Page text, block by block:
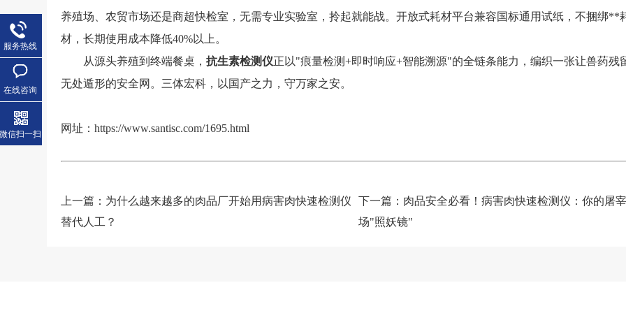
养殖场、农贸市场还是商超快检室，无需专业实验室，拎起就能战。开放式耗材平台兼容国标通用试纸，不捆绑**
材，长期使用成本降低40%以上。
从源头养殖到终端餐桌，抗生素检测仪正以"痕量检测+即时响应+智能溯源"的全链条能力，编织一张让兽药残
无处遁形的安全网。三体宏科，以国产之力，守万家之安。
网址：https://www.santisc.com/1695.html
上一篇： 为什么越来越多的肉品厂开始用病害肉快速检测仪
替代人工？
下一篇： 肉品安全必看！病害肉快速检测仪：你的屠宰
场"照妖镜"
服务热线
在线咨询
微信扫一扫